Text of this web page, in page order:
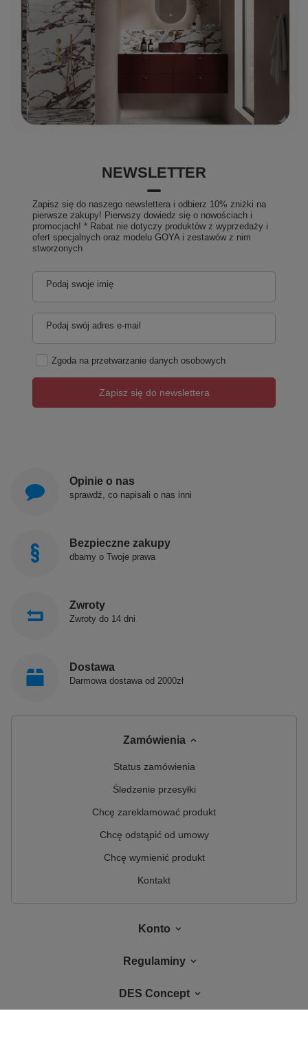
NEWSLETTER
Zapisz się do naszego newslettera i odbierz 10% zniżki na
pierwsze zakupy! Pierwszy dowiedz się o nowościach i
promocjach! * Rabat nie dotyczy produktów z wyprzedaży i
ofert specjalnych oraz modelu GOYA i zestawów z nim
stworzonych
Podaj swoje imię
Podaj swój adres e-mail
Zgoda na przetwarzanie danych osobowych
Zapisz się do newslettera
Opinie o nas
sprawdź, co napisali o nas inni
Bezpieczne zakupy
dbamy o Twoje prawa
Zwroty
Zwroty do 14 dni
Dostawa
Darmowa dostawa od 2000zł
Zamówienia
Status zamówienia
Śledzenie przesyłki
Chcę zareklamować produkt
Chcę odstąpić od umowy
Chcę wymienić produkt
Kontakt
Konto
Regulaminy
DES Concept